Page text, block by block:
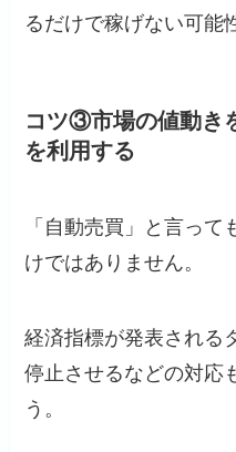
るだけで稼げない可能
コツ③市場の値動き
を利用する
「自動売買」と言っ
けではありません。
経済指標が発表される
停止させるなどの対応
う。